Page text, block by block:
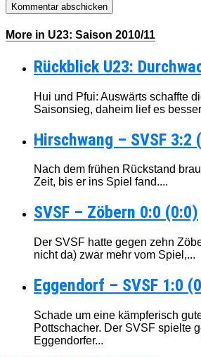
More in U23: Saison 2010/11
Rückblick U23:
Hui und Pfui: Auswärts schaffte
Saisonsieg, daheim lief es
Hirschwang – SVSF 3:2
Nach dem frühen Rückstand
Zeit, bis er ins Spiel fand....
SVSF – Zöbern 0:0 (0:0)
Der SVSF hatte gegen zehn
nicht da) zwar mehr vom Spiel,...
Eggendorf – SVSF 1:0
Schade um eine kämpferisch
Pottschacher. Der SVSF spielte
Eggendorfer...